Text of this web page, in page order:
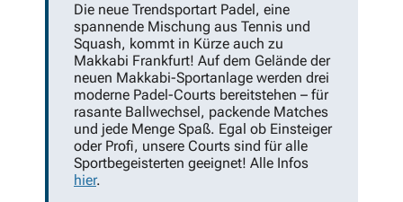
Die neue Trendsportart Padel, eine
spannende Mischung aus Tennis und
Squash, kommt in Kürze auch zu
Makkabi Frankfurt! Auf dem Gelände der
neuen Makkabi-Sportanlage werden drei
moderne Padel-Courts bereitstehen – für
rasante Ballwechsel, packende Matches
und jede Menge Spaß. Egal ob Einsteiger
oder Profi, unsere Courts sind für alle
Sportbegeisterten geeignet! Alle Infos
hier.